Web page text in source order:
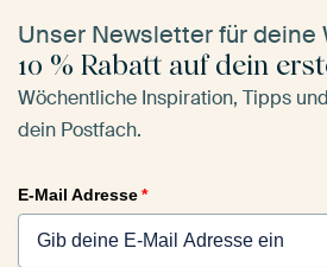
Unser Newsletter für deine
10 % Rabatt auf dein
Wöchentliche Inspiration, Tipps
dein Postfach.
E-Mail Adresse*